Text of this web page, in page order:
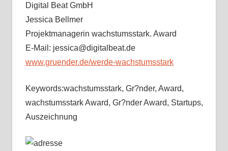
Digital Beat GmbH
Jessica Bellmer
Projektmanagerin wachstumsstark. Award
E-Mail: jessica@digitalbeat.de
www.gruender.de/werde-wachstumsstark
Keywords:wachstumsstark, Gr?nder, Award,
wachstumsstark Award, Gr?nder Award, Startups,
Auszeichnung